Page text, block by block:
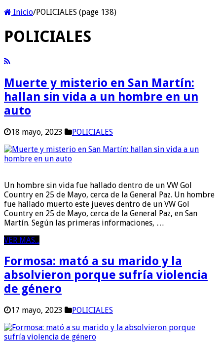
Inicio/POLICIALES (page 138)
POLICIALES
Muerte y misterio en San Martín:
hallan sin vida a un hombre en un
auto
18 mayo, 2023 POLICIALES
Un hombre sin vida fue hallado dentro de un VW Gol
Country en 25 de Mayo, cerca de la General Paz. Un hombre
fue hallado muerto este jueves dentro de un VW Gol
Country en 25 de Mayo, cerca de la General Paz, en San
Martín. Según las primeras informaciones, …
VER MAS...
Formosa: mató a su marido y la
absolvieron porque sufría violencia
de género
17 mayo, 2023 POLICIALES